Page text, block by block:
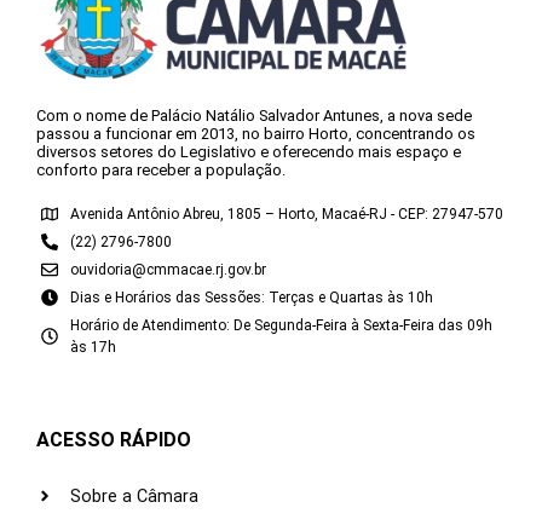
Com o nome de Palácio Natálio Salvador Antunes, a nova sede
passou a funcionar em 2013, no bairro Horto, concentrando os
diversos setores do Legislativo e oferecendo mais espaço e
conforto para receber a população.
Avenida Antônio Abreu, 1805 – Horto, Macaé-RJ - CEP: 27947-570
(22) 2796-7800
ouvidoria@cmmacae.rj.gov.br
Dias e Horários das Sessões: Terças e Quartas às 10h
Horário de Atendimento: De Segunda-Feira à Sexta-Feira das 09h
às 17h
ACESSO RÁPIDO
Sobre a Câmara